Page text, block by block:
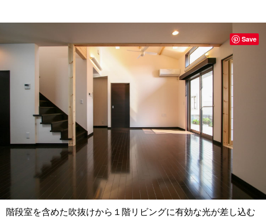
階段室を含めた吹抜けから１階リビングに有効な光が差し込む
Save